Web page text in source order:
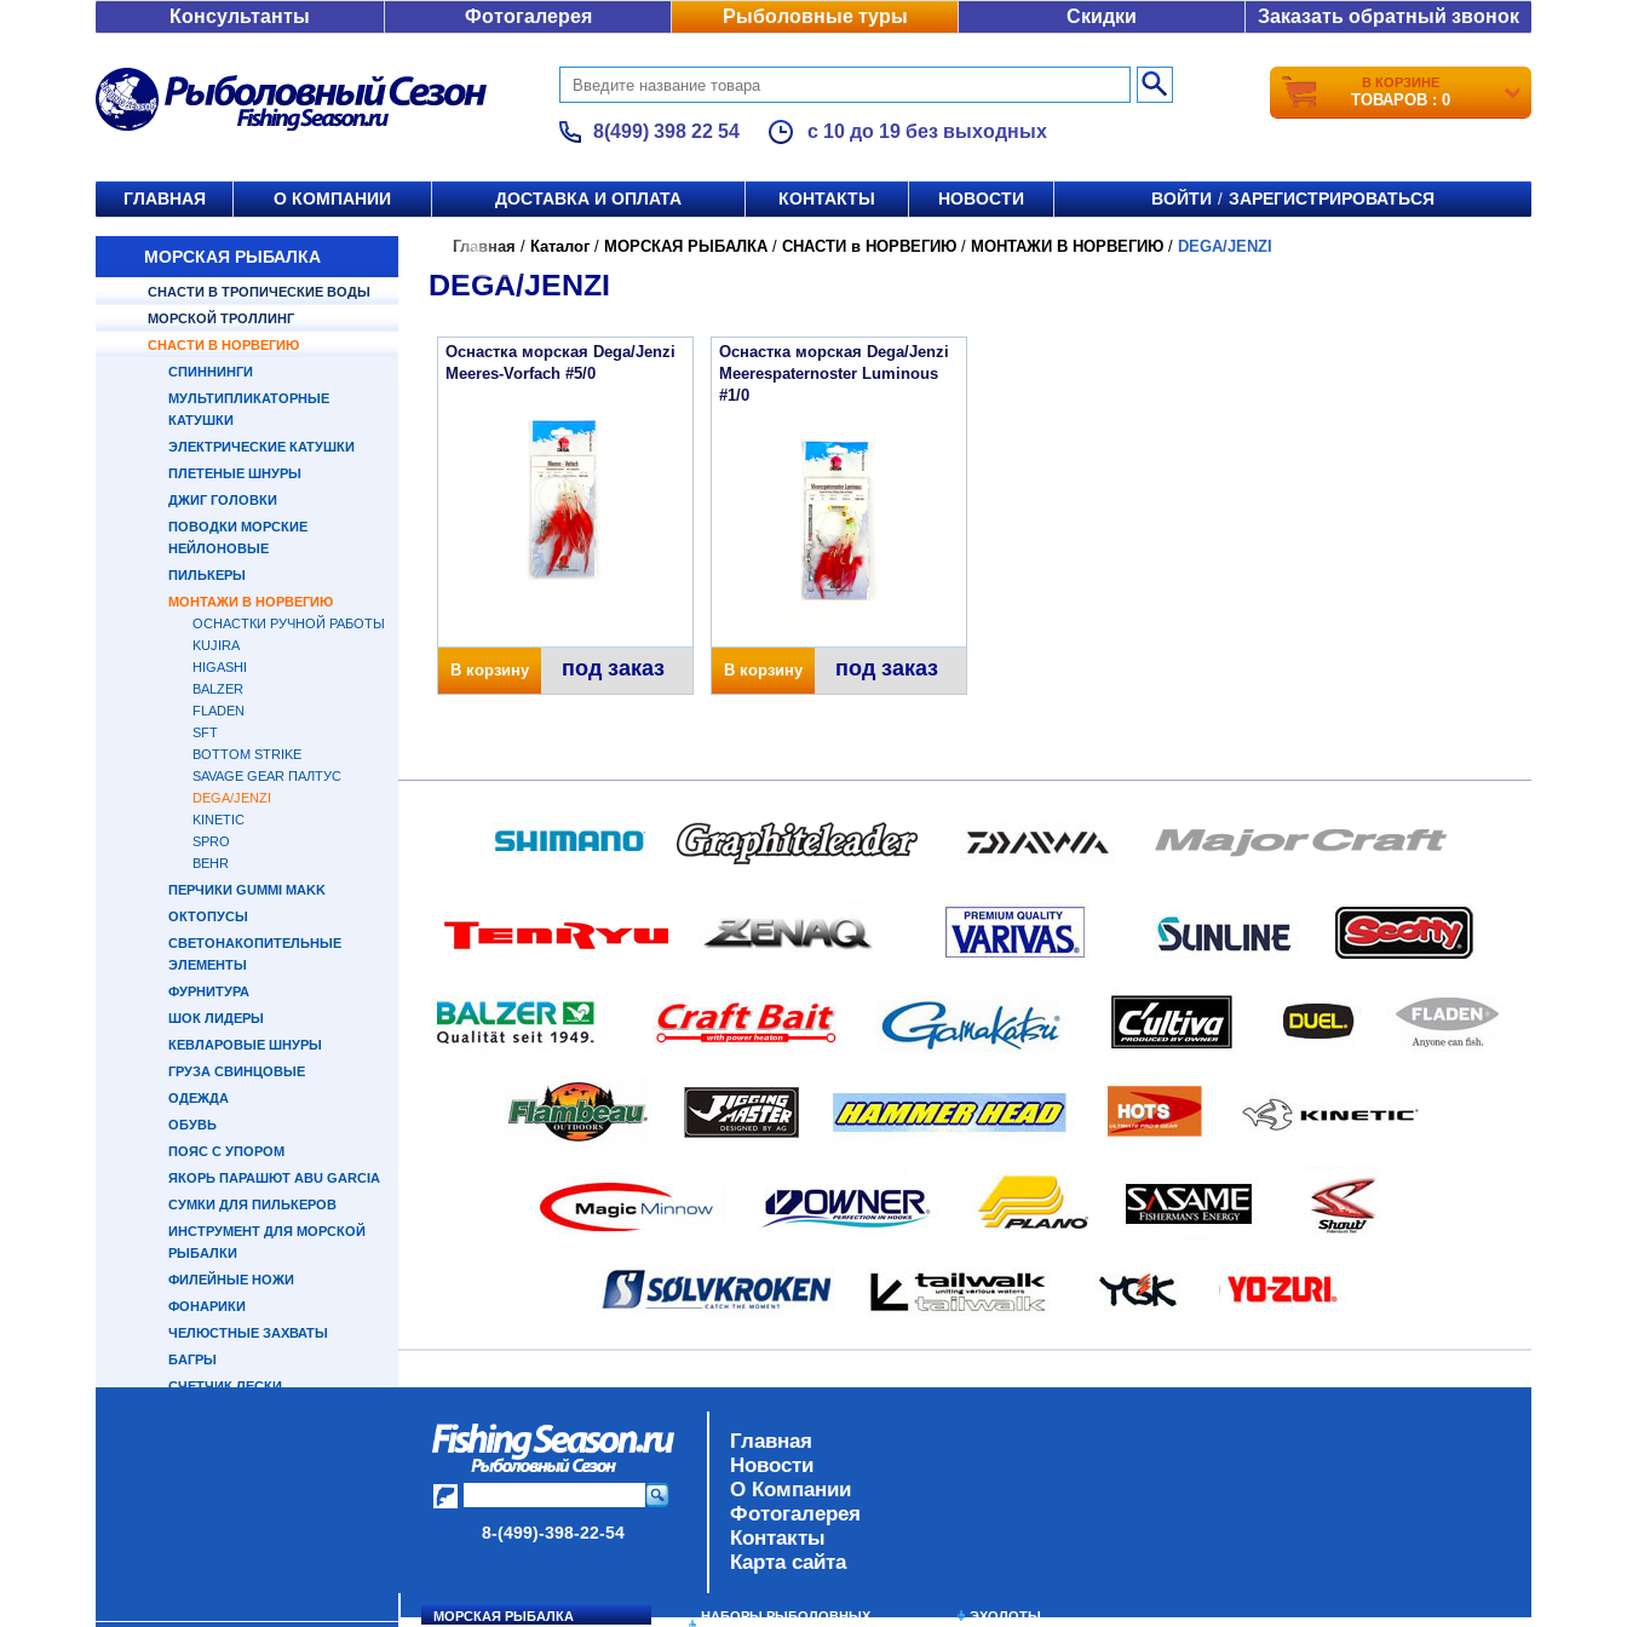
Консультанты Фотогалерея Рыболовные туры Скидки Заказать обратный звонок
8(499) 398 22 54 с 10 до 19 без выходных
В КОРЗИНЕ
ТОВАРОВ : 0
ГЛАВНАЯ О КОМПАНИИ ДОСТАВКА И ОПЛАТА КОНТАКТЫ НОВОСТИ ВОЙТИ / ЗАРЕГИСТРИРОВАТЬСЯ
МОРСКАЯ РЫБАЛКА
СНАСТИ В ТРОПИЧЕСКИЕ ВОДЫ
МОРСКОЙ ТРОЛЛИНГ
СНАСТИ В НОРВЕГИЮ
СПИННИНГИ
МУЛЬТИПЛИКАТОРНЫЕ
КАТУШКИ
ЭЛЕКТРИЧЕСКИЕ КАТУШКИ
ПЛЕТЕНЫЕ ШНУРЫ
ДЖИГ ГОЛОВКИ
ПОВОДКИ МОРСКИЕ
НЕЙЛОНОВЫЕ
ПИЛЬКЕРЫ
МОНТАЖИ В НОРВЕГИЮ
ОСНАСТКИ РУЧНОЙ РАБОТЫ
KUJIRA
HIGASHI
BALZER
FLADEN
SFT
BOTTOM STRIKE
SAVAGE GEAR ПАЛТУС
DEGA/JENZI
KINETIC
SPRO
BEHR
ПЕРЧИКИ GUMMI MAKK
ОКТОПУСЫ
СВЕТОНАКОПИТЕЛЬНЫЕ
ЭЛЕМЕНТЫ
ФУРНИТУРА
ШОК ЛИДЕРЫ
КЕВЛАРОВЫЕ ШНУРЫ
ГРУЗА СВИНЦОВЫЕ
ОДЕЖДА
ОБУВЬ
ПОЯС С УПОРОМ
ЯКОРЬ ПАРАШЮТ ABU GARCIA
СУМКИ ДЛЯ ПИЛЬКЕРОВ
ИНСТРУМЕНТ ДЛЯ МОРСКОЙ
РЫБАЛКИ
ФИЛЕЙНЫЕ НОЖИ
ФОНАРИКИ
ЧЕЛЮСТНЫЕ ЗАХВАТЫ
БАГРЫ
СЧЕТЧИК ЛЕСКИ
Главная / Каталог / МОРСКАЯ РЫБАЛКА / СНАСТИ в НОРВЕГИЮ / МОНТАЖИ В НОРВЕГИЮ / DEGA/JENZI
DEGA/JENZI
Оснастка морская Dega/Jenzi
Meeres-Vorfach #5/0
В корзину под заказ
Оснастка морская Dega/Jenzi
Meerespaternoster Luminous
#1/0
В корзину под заказ
8-(499)-398-22-54
Главная
Новости
О Компании
Фотогалерея
Контакты
Карта сайта
МОРСКАЯ РЫБАЛКА
НАБОРЫ РЫБОЛОВНЫХ
ЭХОЛОТЫ